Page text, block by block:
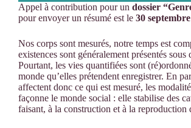
Appel à contribution pour un dossier
pour envoyer un résumé est le 30
Nos corps sont mesurés, notre temps est
existences sont généralement présentés
Pourtant, les vies quantifiées sont
monde qu’elles prétendent enregistrer. En
affectent donc ce qui est mesuré, les
façonne le monde social : elle stabilise des
faisant, à la construction et à la reproduction